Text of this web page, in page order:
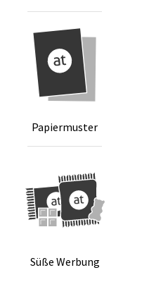
Pa­pier­mus­ter
Sü­ße Wer­bung